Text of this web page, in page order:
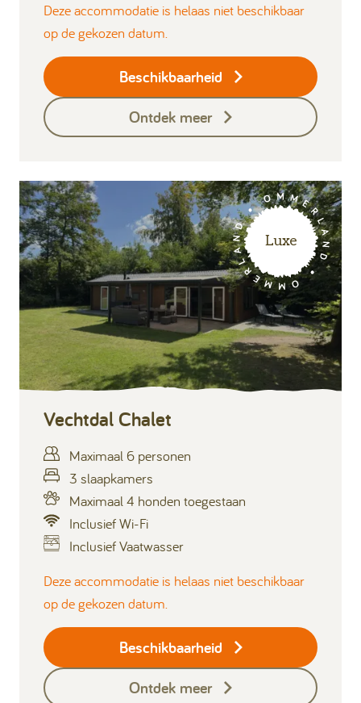
Deze accommodatie is helaas niet beschikbaar
op de gekozen datum.
Beschikbaarheid
Ontdek meer
Luxe
Vechtdal Chalet
Maximaal 6 personen
3 slaapkamers
Maximaal 4 honden toegestaan
Inclusief Wi-Fi
Inclusief Vaatwasser
Deze accommodatie is helaas niet beschikbaar
op de gekozen datum.
Beschikbaarheid
Ontdek meer